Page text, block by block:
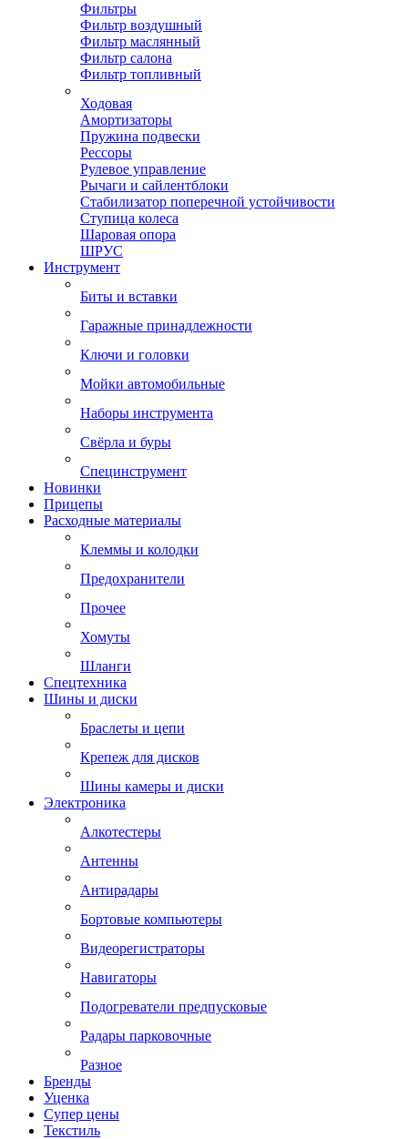
Фильтры
Фильтр воздушный
Фильтр маслянный
Фильтр салона
Фильтр топливный
Ходовая
Амортизаторы
Пружина подвески
Рессоры
Рулевое управление
Рычаги и сайлентблоки
Стабилизатор поперечной устойчивости
Ступица колеса
Шаровая опора
ШРУС
Инструмент
Биты и вставки
Гаражные принадлежности
Ключи и головки
Мойки автомобильные
Наборы инструмента
Свёрла и буры
Специнструмент
Новинки
Прицепы
Расходные материалы
Клеммы и колодки
Предохранители
Прочее
Хомуты
Шланги
Спецтехника
Шины и диски
Браслеты и цепи
Крепеж для дисков
Шины камеры и диски
Электроника
Алкотестеры
Антенны
Антирадары
Бортовые компьютеры
Видеорегистраторы
Навигаторы
Подогреватели предпусковые
Радары парковочные
Разное
Бренды
Уценка
Супер цены
Текстиль